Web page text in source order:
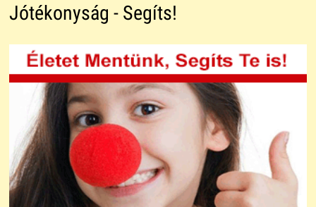
Jótékonyság - Segíts!